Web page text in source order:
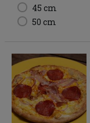
45 cm
50 cm